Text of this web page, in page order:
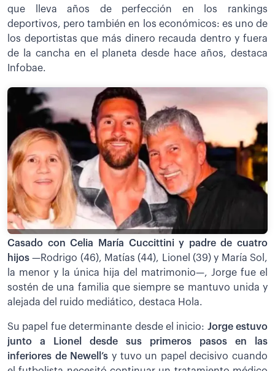
que lleva años de perfección en los rankings
deportivos, pero también en los económicos: es uno de
los deportistas que más dinero recauda dentro y fuera
de la cancha en el planeta desde hace años, destaca
Infobae.
Casado con Celia María Cuccittini y padre de cuatro
hijos —Rodrigo (46), Matías (44), Lionel (39) y María Sol,
la menor y la única hija del matrimonio—, Jorge fue el
sostén de una familia que siempre se mantuvo unida y
alejada del ruido mediático, destaca Hola.
Su papel fue determinante desde el inicio: Jorge estuvo
junto a Lionel desde sus primeros pasos en las
inferiores de Newell’s y tuvo un papel decisivo cuando